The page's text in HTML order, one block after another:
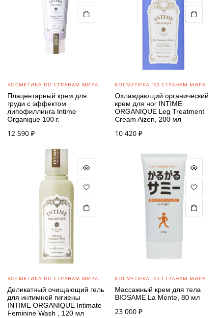
КОСМЕТИКА ПО СТРАНАМ МИРА
Плацентарный крем для
груди с эффектом
липофиллинга Intime
Organique 100 г.
12 590 ₽
КОСМЕТИКА ПО СТРАНАМ МИРА
Охлаждающий органический
крем для ног INTIME
ORGANIQUE Leg Treatment
Cream Aizen, 200 мл
10 420 ₽
КОСМЕТИКА ПО СТРАНАМ МИРА
Деликатный очищающий гель
для интимной гигиены
INTIME ORGANIQUE Intimate
Feminine Wash , 120 мл
КОСМЕТИКА ПО СТРАНАМ МИРА
Массажный крем для тела
BIOSAME La Mente, 80 мл
23 000 ₽